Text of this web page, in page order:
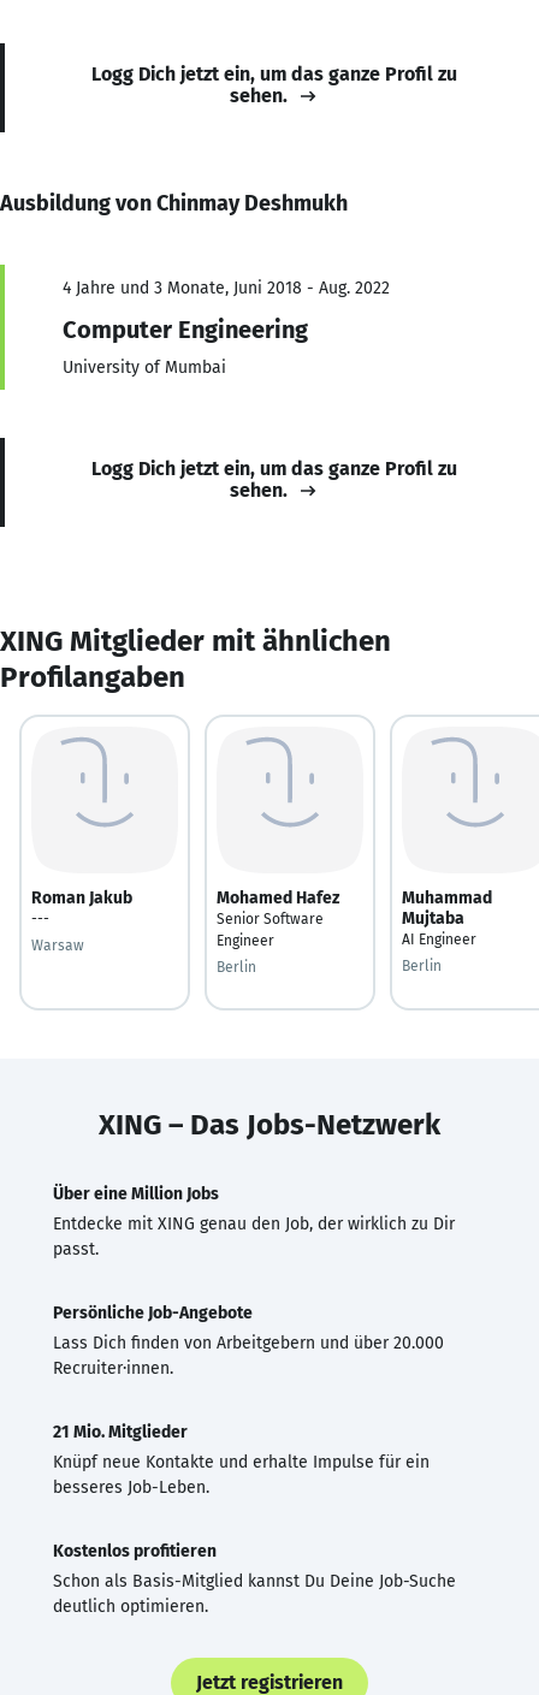
Logg Dich jetzt ein, um das ganze Profil zu
sehen.
Ausbildung von Chinmay Deshmukh
4 Jahre und 3 Monate, Juni 2018 - Aug. 2022
Computer Engineering
University of Mumbai
Logg Dich jetzt ein, um das ganze Profil zu
sehen.
XING Mitglieder mit ähnlichen
Profilangaben
Roman Jakub
---
Warsaw
Mohamed Hafez
Senior Software
Engineer
Berlin
Muhammad
Mujtaba
AI Engineer
Berlin
XING – Das Jobs-Netzwerk
Über eine Million Jobs
Entdecke mit XING genau den Job, der wirklich zu Dir
passt.
Persönliche Job-Angebote
Lass Dich finden von Arbeitgebern und über 20.000
Recruiter·innen.
21 Mio. Mitglieder
Knüpf neue Kontakte und erhalte Impulse für ein
besseres Job-Leben.
Kostenlos profitieren
Schon als Basis-Mitglied kannst Du Deine Job-Suche
deutlich optimieren.
Jetzt registrieren